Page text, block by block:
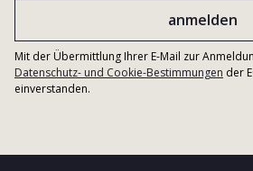
Mit der Übermittlung Ihrer E-Mail zur
Datenschutz- und Cookie-Bestimmungen der
einverstanden.